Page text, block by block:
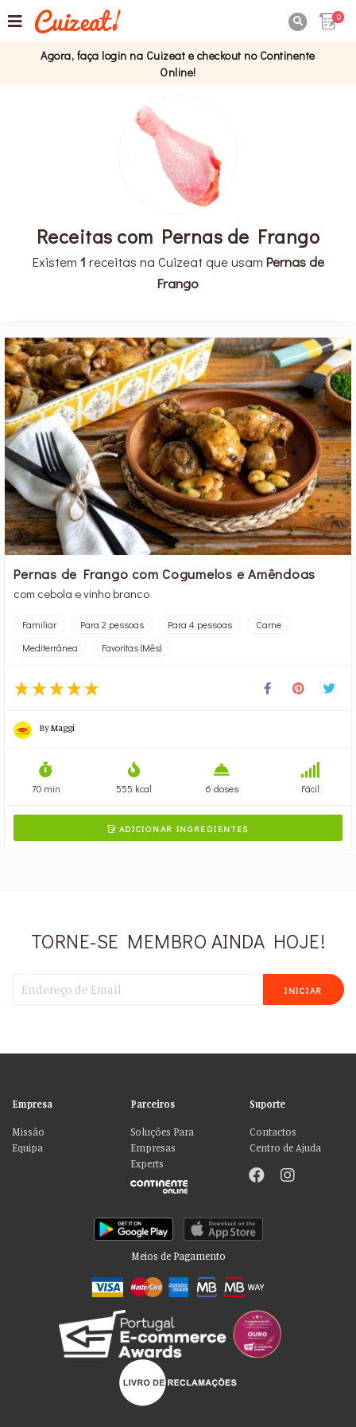
0
Agora, faça login na Cuizeat e checkout no Continente
Online!
Receitas com Pernas de Frango
Existem 1 receitas na Cuizeat que usam Pernas de
Frango
Pernas de Frango com Cogumelos e Amêndoas
com cebola e vinho branco
Familiar Para 2 pessoas Para 4 pessoas
Carne
Mediterrânea
Favoritas (Mês)
ByMaggi
70 min 555 kcal 6 doses Fácil
ADICIONAR INGREDIENTES
TORNE-SE MEMBRO AINDA HOJE!
INICIAR
Empresa
Missão
Equipa
Parceiros
Soluções Para
Empresas
Experts
Suporte
Contactos
Centro de Ajuda
Meios de Pagamento
Por favor aceite as nossas deliciosas